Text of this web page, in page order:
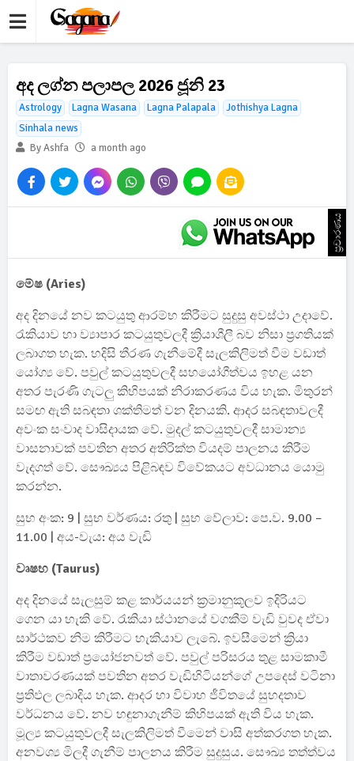
අද ලග්න පලාපල 2026 ජූනි 23
Astrology Lagna Wasana Lagna Palapala
Jothishya Lagna
Sinhala news
By Ashfa
a month ago
ප්‍රචාරණය
මේෂ (Aries)
අද දිනයේ නව කටයුතු ආරම්භ කිරීමට සුදුසු අවස්ථා උදාවේ.
රැකියාව හා ව්‍යාපාර කටයුතුවලදී ක්‍රියාශීලී බව නිසා ප්‍රගතියක්
ලබාගත හැක. හදිසි තීරණ ගැනීමේදී සැලකිලිමත් වීම වඩාත්
යෝග්‍ය වේ. පවුල් කටයුතුවලදී සහයෝගීත්වය ඉහළ යන
අතර පැරණි ගැටලු කිහිපයක් නිරාකරණය විය හැක. මිතුරන්
සමඟ ඇති සබඳතා ශක්තිමත් වන දිනයකි. ආදර සබඳතාවලදී
අවංක සංවාද වාසිදායක වේ. මුදල් කටයුතුවලදී සාමාන්‍ය
වාසනාවක් පවතින අතර අතිරික්ත වියදම් පාලනය කිරීම
වැදගත් වේ. සෞඛ්‍යය පිළිබඳව විවේකයට අවධානය යොමු
කරන්න.
සුභ අංක: 9 | සුභ වර්ණය: රතු | සුභ වේලාව: පෙ.ව. 9.00 –
11.00 | අය-වැය: අය වැඩි
වෘෂභ (Taurus)
අද දිනයේ සැලසුම් කළ කාර්යයන් ක්‍රමානුකූලව ඉදිරියට
ගෙන යා හැකි වේ. රැකියා ස්ථානයේ වගකීම් වැඩි වුවද ඒවා
සාර්ථකව නිම කිරීමට හැකියාව ලැබේ. ඉවසීමෙන් ක්‍රියා
කිරීම වඩාත් ප්‍රයෝජනවත් වේ. පවුල් පරිසරය තුළ සාමකාමී
වාතාවරණයක් පවතින අතර වැඩිහිටියන්ගේ උපදෙස් වටිනා
ප්‍රතිඵල ලබාදිය හැක. ආදර හා විවාහ ජීවිතයේ සුහදතාව
වර්ධනය වේ. නව හඳුනාගැනීම් කිහිපයක් ඇති විය හැක.
මූල්‍ය කටයුතුවලදී සැලකිලිමත් වීමෙන් වාසි අත්කරගත හැක.
අනවශ්‍ය මිලදී ගැනීම් පාලනය කිරීම සුදුසුය. සෞඛ්‍ය තත්ත්වය